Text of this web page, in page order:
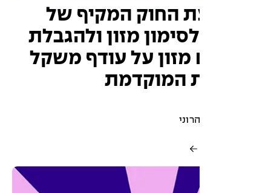
החוק המקיף של
מזון ולהגבלת
מזון על עודף משקל
המוקדמת